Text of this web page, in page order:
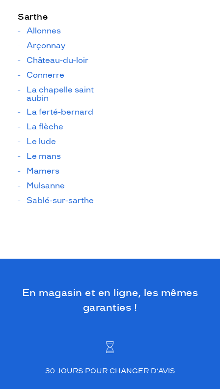
Sarthe
Allonnes
Arçonnay
Château-du-loir
Connerre
La chapelle saint
aubin
La ferté-bernard
La flèche
Le lude
Le mans
Mamers
Mulsanne
Sablé-sur-sarthe
En magasin et en ligne, les mêmes
garanties !
30 JOURS POUR CHANGER D’AVIS